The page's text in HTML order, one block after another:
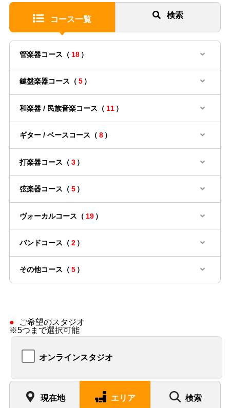
コース一覧 検索
管楽器コース（ 18 ）
鍵盤楽器コース（ 5 ）
和楽器 / 民族音楽コース（ 11 ）
ギター / ベースコース（ 8 ）
打楽器コース（ 3 ）
弦楽器コース（ 5 ）
ヴォーカルコース（ 19 ）
バンドコース（ 2 ）
その他コース（ 5 ）
ご希望のスタジオ
※5つまで選択可能
オンラインスタジオ
現在地 エリア 検索